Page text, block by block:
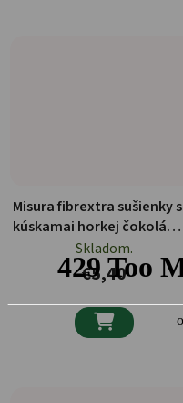
Misura fibrextra sušienky s
kúskamai horkej čokolády
6x46,6g
Skladom.
€5,40
